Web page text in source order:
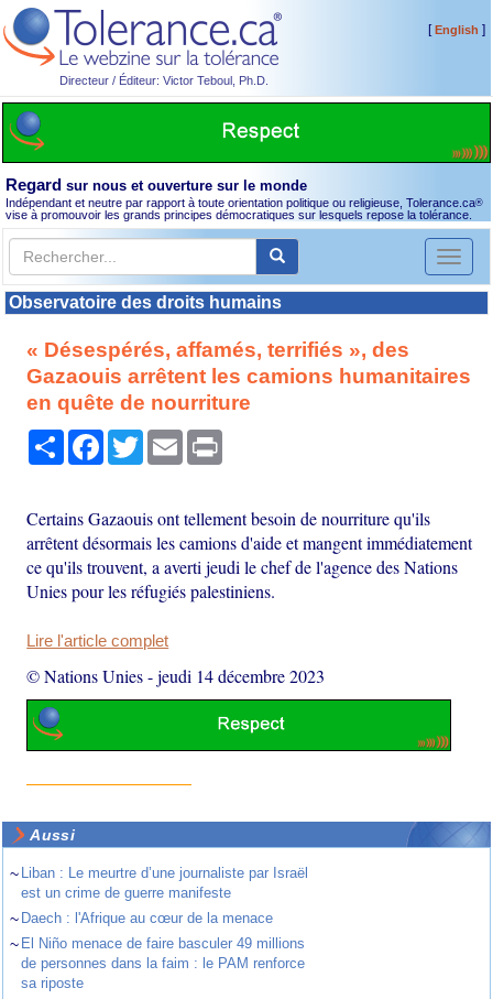
Directeur / Éditeur: Victor Teboul, Ph.D.
[English ]
Regard sur nous et ouverture sur le monde
Indépendant et neutre par rapport à toute orientation politique ou religieuse, Tolerance.ca®
vise à promouvoir les grands principes démocratiques sur lesquels repose la tolérance.
Toggle
Observatoire des droits humains
« Désespérés, affamés, terrifiés », des
Gazaouis arrêtent les camions humanitaires
en quête de nourriture
PartagerFacebook
TwitterEmail
Certains Gazaouis ont tellement besoin de nourriture qu'ils
arrêtent désormais les camions d'aide et mangent immédiatement
ce qu'ils trouvent, a averti jeudi le chef de l'agence des Nations
Unies pour les réfugiés palestiniens.
Lire l'article complet
© Nations Unies-jeudi 14 décembre 2023
Aussi
~ Liban : Le meurtre d’une journaliste par Israël
est un crime de guerre manifeste
~ Daech : l'Afrique au cœur de la menace
~ El Niño menace de faire basculer 49 millions
de personnes dans la faim : le PAM renforce
sa riposte